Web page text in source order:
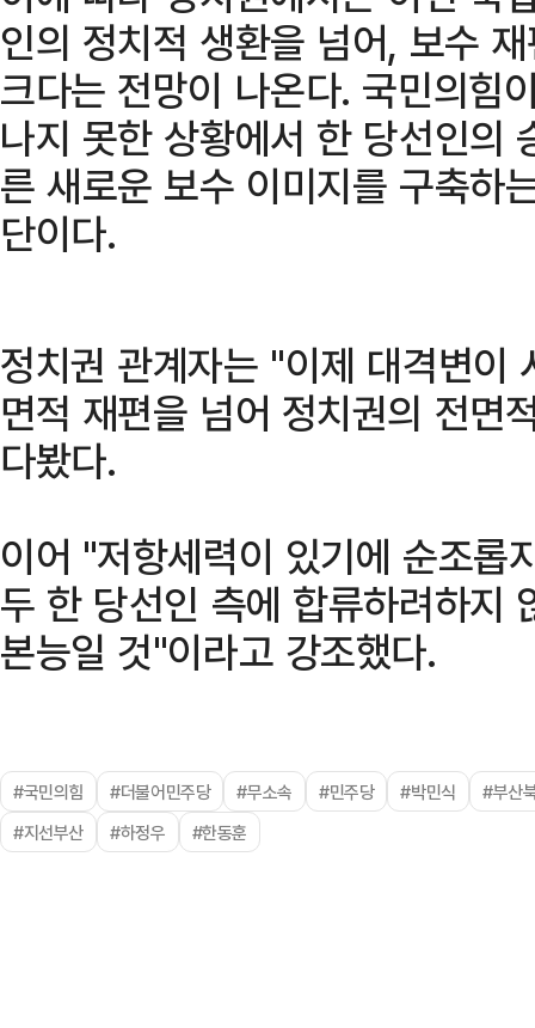
인의 정치적 생환을 넘어, 보수
크다는 전망이 나온다. 국민의힘
나지 못한 상황에서 한 당선인의
른 새로운 보수 이미지를 구축하
단이다.
정치권 관계자는 "이제 대격변이
면적 재편을 넘어 정치권의 전면
다봤다.
이어 "저항세력이 있기에 순조롭
두 한 당선인 측에 합류하려하지
본능일 것"이라고 강조했다.
#국민의힘 #더불어민주당 #무소속 #민주당 #박민식
#부산
#지선부산
#하정우 #한동훈